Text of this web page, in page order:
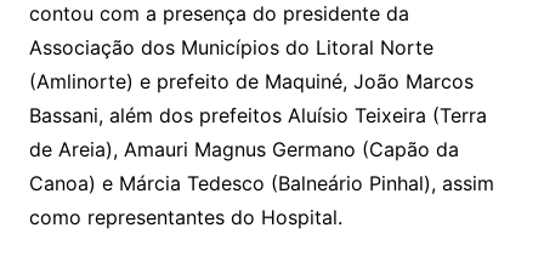
contou com a presença do presidente da
Associação dos Municípios do Litoral Norte
(Amlinorte) e prefeito de Maquiné, João Marcos
Bassani, além dos prefeitos Aluísio Teixeira (Terra
de Areia), Amauri Magnus Germano (Capão da
Canoa) e Márcia Tedesco (Balneário Pinhal), assim
como representantes do Hospital.